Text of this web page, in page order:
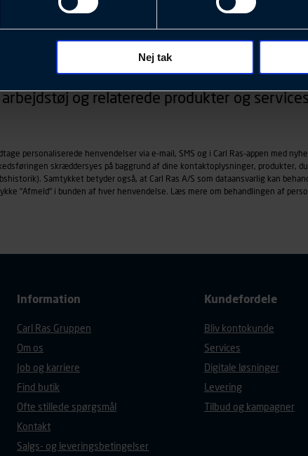
analyser af, hvilke oplysninger der er mest populære, og
hvad der klikkes på, sider/indhold der besøges, browsertype,
(computer, smartphone mv.) samt de features, der anvendes.
sig på. Til dette formål behandles der personoplysninger
vise annoncer, der er relevante (profilering). Til dette
af vores platforme (hjemmeside og app), herunder færden på
browsertype, søgeord, IP-adresse, informationer om
Nej tak
Nyhedsbrev
konkurrencer, information om events, der
arbejdstøj og relaterede produkter og
personaliserede henvendelser via e-mail, SMS og i Carl Ras-appen med
skræddersyes på baggrund af dine kontaktoplysninger, produkter,
Samtykket betyder også, at Carl Ras A/S som dataansvarlig kan
"Afmeld" i bunden af hver henvendelse. Læs mere om behandlingen af
Information
Carl Ras Gruppen
Om os
Job og karriere
Find butik
Ofte stillede spørgsmål
Kontakt
Salgs- og leveringsbetingelser
Kundefordele
Bliv kontokunde
Services
Digitale løsninger
Levering
Tilbud og kampagner